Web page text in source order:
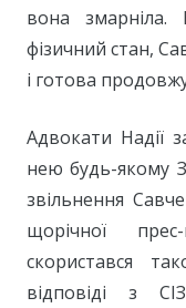
вона
фізичний стан,
і готова
Адвокати Надії
нею будь-якому
звільнення
щорічної
скористався
відповіді з